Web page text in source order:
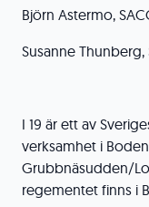
Björn Astermo,
Susanne Thunberg,
I 19 är ett av
verksamhet i
Grubbnäsudden/
regementet finns i